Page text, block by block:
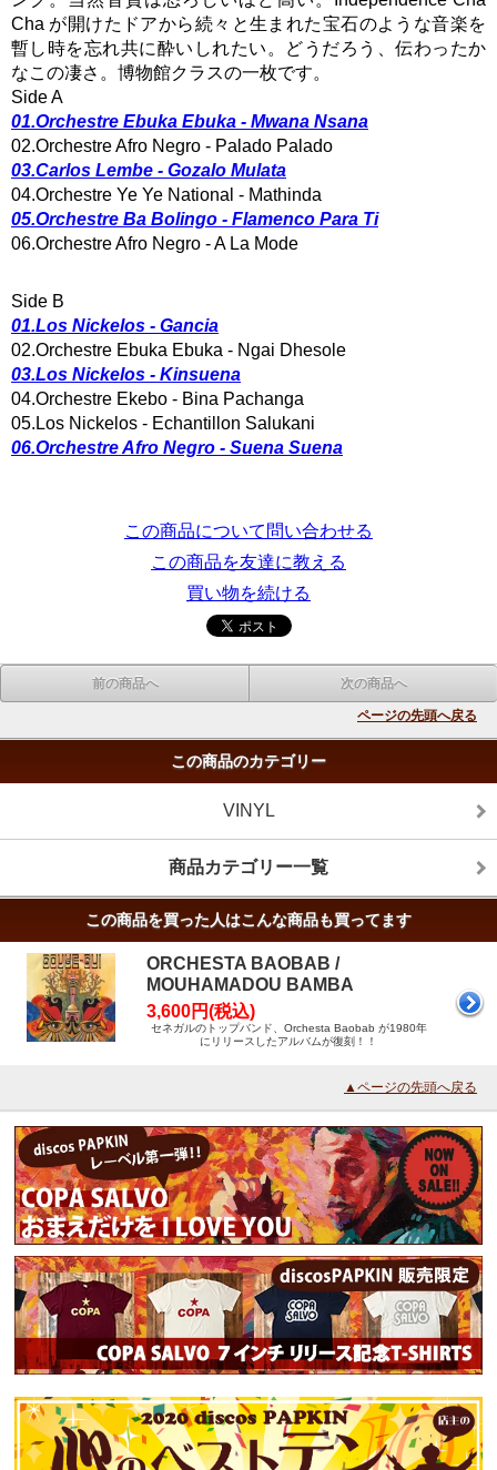
Cha が開けたドアから続々と生まれた宝石のような音楽を
暫し時を忘れ共に酔いしれたい。どうだろう、伝わったか
なこの凄さ。博物館クラスの一枚です。
Side A
01.Orchestre Ebuka Ebuka - Mwana Nsana
02.Orchestre Afro Negro - Palado Palado
03.Carlos Lembe - Gozalo Mulata
04.Orchestre Ye Ye National - Mathinda
05.Orchestre Ba Bolingo - Flamenco Para Ti
06.Orchestre Afro Negro - A La Mode
Side B
01.Los Nickelos - Gancia
02.Orchestre Ebuka Ebuka - Ngai Dhesole
03.Los Nickelos - Kinsuena
04.Orchestre Ekebo - Bina Pachanga
05.Los Nickelos - Echantillon Salukani
06.Orchestre Afro Negro - Suena Suena
この商品について問い合わせる
この商品を友達に教える
買い物を続ける
前の商品へ 次の商品へ
ページの先頭へ戻る
この商品のカテゴリー
VINYL
商品カテゴリー一覧
この商品を買った人はこんな商品も買ってます
ORCHESTA BAOBAB /
MOUHAMADOU BAMBA
3,600円(税込)
セネガルのトップバンド、Orchesta Baobab が1980年
にリリースしたアルバムが復刻！！
▲ページの先頭へ戻る